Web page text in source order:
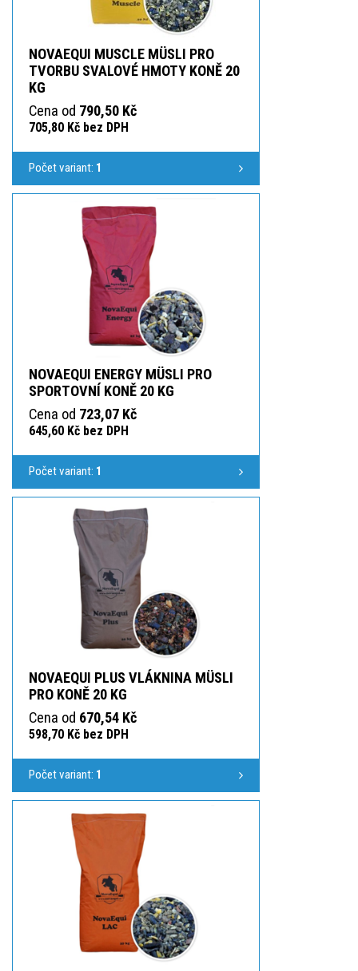
NOVAEQUI MUSCLE MÜSLI PRO
TVORBU SVALOVÉ HMOTY KONĚ 20
KG
Cena od 790,50 Kč
705,80 Kč bez DPH
Počet variant: 1
NOVAEQUI ENERGY MÜSLI PRO
SPORTOVNÍ KONĚ 20 KG
Cena od 723,07 Kč
645,60 Kč bez DPH
Počet variant: 1
NOVAEQUI PLUS VLÁKNINA MÜSLI
PRO KONĚ 20 KG
Cena od 670,54 Kč
598,70 Kč bez DPH
Počet variant: 1